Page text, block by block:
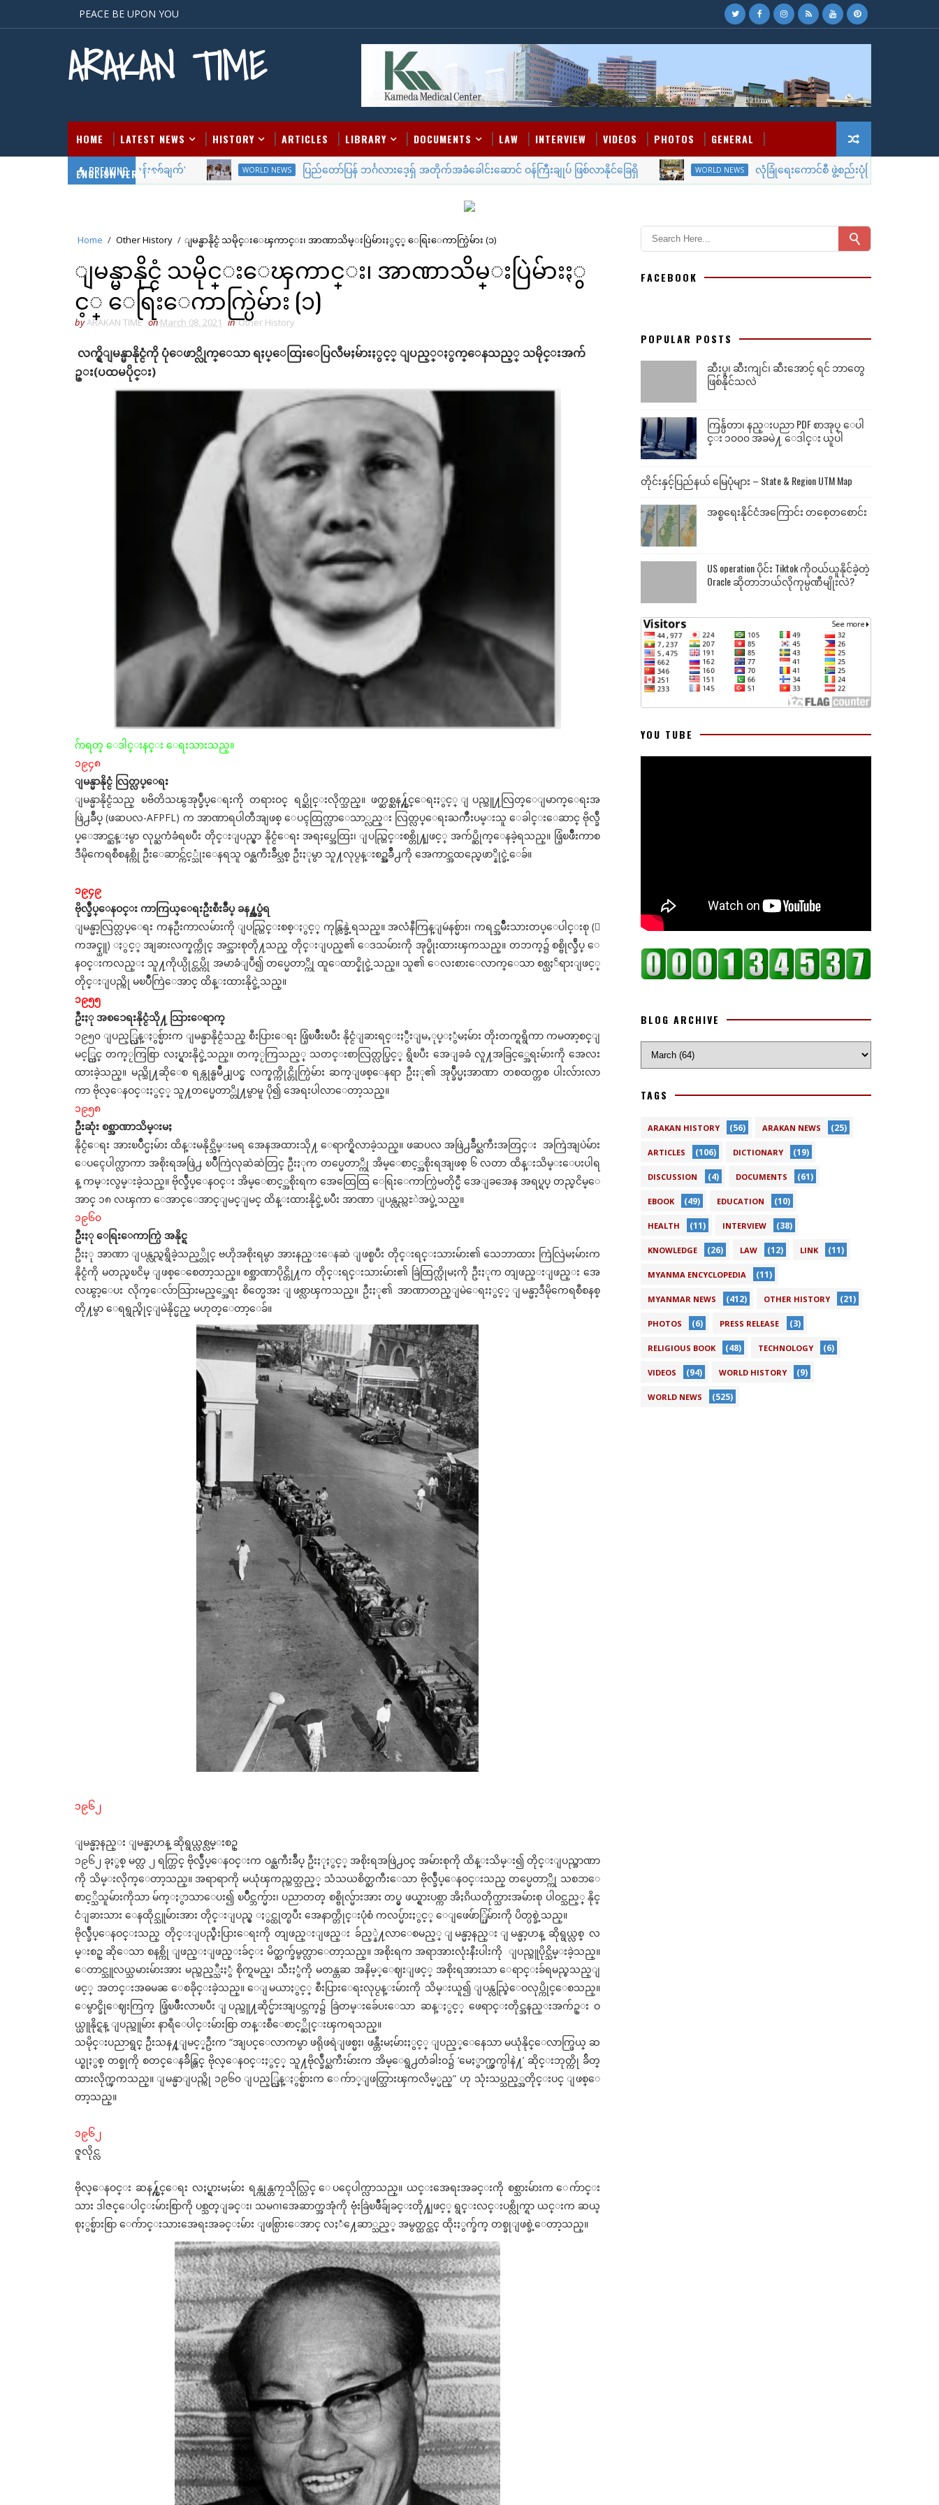
PEACE BE UPON YOU
ARAKAN TIME
HOME LATEST NEWS HISTORY ARTICLES LIBRARY DOCUMENTS LAW INTERVIEW VIDEOS PHOTOS GENERAL
ENGLISH VERSION
BREAKING
'တတိယကမ္ဘာစစ် ဆန်းစစ်ချက်' WORLD NEWS ပြည်တော်ပြန် ဘင်္ဂလားဒေ့ရှ် အတိုက်အခံခေါင်းဆောင် ဝန်ကြီးချုပ် ဖြစ်လာနိုင်ခြေရှိ WORLD NEWS လုံခြုံရေးကောင်စီ ဖွဲ့စည်းပုံပြင်ဆင်ရန်အီဂျစ်သမ္မတ
Home / Other History / ျမန္မာနိုင္ငံ သမိုင္းေၾကာင္း၊ အာဏာသိမ္းပြဲမ်ားႏွင့္ ေရြးေကာက္ပြဲမ်ား (၁)
ျမန္မာနိုင္ငံ သမိုင္းေၾကာင္း၊ အာဏာသိမ္းပြဲမ်ားႏွ
င့္ ေရြးေကာက္ပြဲမ်ား (၁)
byARAKAN TIME on March 08, 2021 in Other History
လက္ရွိျမန္မာနိုင္ငံကို ပုံေဖာ္လိုက္ေသာ ရႈပ္ေထြးေပြလီမႈမ်ားႏွင့္ ျပည့္ႏွက္ေနသည့္ သမိုင္းအက်
ဥ္း(ပထမပိုင္း)
ဂ်ာရတ္ ေဒါင္းနင္း ေရးသားသည္။
၁၉၄၈
ျမန္မာနိုင္ငံ လြတ္လပ္ေရး
ျမန္မာနိုင္ငံသည္ ၿဗိတိသၽွအုပ္ခ်ဳပ္ေရးကို တရားဝင္ ရပ္ဆိုင္းလိုက္သည္။ ဖက္ဆစ္ဆန႔္က်င္ေရးႏွင့္ ျပည္သူ႔လြတ္ေျမာက္ေရးအ
ဖြဲ႕ခ်ဳပ္ (ဖဆပလ-AFPFL) က အာဏာရပါတီအျဖစ္ ေပၚထြက္လာေသာ္လည္း လြတ္လပ္ေရးႀကိဳးပမ္းသူ ေခါင္းေဆာင္ ဗိုလ္ခ်ဳ
ပ္ေအာင္ဆန္းမွာ လုပ္ႀကံခံရၿပီး တိုင္းျပည္မွာ နိုင္ငံေရး အရႈပ္အေထြး၊ ျပည္တြင္းစစ္တို႔ျဖင့္ အက်ပ္ဆိုက္ေနခဲ့ရသည္။ ဖြံ့ၿဖိဳးကာစ
ဒီမိုကေရစီစနစ္ကို ဦးေဆာင္က်င့္သုံးေနရသူ ဝန္ႀကီးခ်ဳပ္သစ္ ဦးႏုမွာ သူ႔လုပ္ငန္းစဥ္အခ်ိဳ႕ကို အေကာင္အထည္မေဖာ္နိုင္ခဲ့ေခ်။
၁၉၄၉
ဗိုလ္ခ်ဳပ္ေနဝင္း ကာကြယ္ေရးဦးစီးခ်ဳပ္ ခန႔္အပ္ခံရ
ျမန္မာ့လြတ္လပ္ေရး ကနဦးကာလမ်ားကို ျပည္တြင္းစစ္ႏွင့္ ကုန္လြန္ခဲ့ရသည္။ အလံနီကြန္ျမဴနစ္မ်ား၊ ကရင္အမ်ိဳးသားတပ္ေပါင္းစု (ေ
ကအင္န္ယူ) ႏွင့္ အျခားလက္နက္ကိုင္ အင္အားစုတို႔သည္ တိုင္းျပည္၏ ေဒသမ်ားကို အုပ္စိုးထားၾကသည္။ တဘက္၌ စစ္ဗိုလ္ခ်ဳပ္ ေ
နဝင္းကလည္း သူ႔ကိုယ္ပိုင္တပ္ကို အမာခံျပဳ၍ တပ္မေတာ္ကို ထူေထာင္နိုင္ခဲ့သည္။ သူ၏ ေလးစားေလာက္ေသာ စစ္ယႏၲရားျဖင့္
တိုင္းျပည္ကို မၿပိဳကြဲေအာင္ ထိန္းထားနိုင္ခဲ့သည္။
၁၉၅၅
ဦးႏု အစၥေရးနိုင္ငံသို႔ သြားေရာက္
၁၉၅၀ ျပည့္လြန္ႏွစ္မ်ားက ျမန္မာနိုင္ငံသည္ စီးပြားေရး ဖြံ့ၿဖိဳးၿပီး နိုင္ငံျခားရင္းႏွီးျမႇုပ္ႏွံမႈမ်ား တိုးတက္ရရွိကာ ကမၻာ့စင္ျ
မင့္တြင္ တက္ႂကြစြာ လႈပ္ရွားနိုင္ခဲ့သည္။ တက္ႂကြသည့္ သတင္းစာလြတ္လပ္ခြင့္ ရွိၿပီး အေျခခံ လူ႔အခြင့္အေရးမ်ားကို အေလး
ထားခဲ့သည္။ မည္သို႔ဆိုေစ ရန္ကုန္ၿမိဳ႕ျပင္မွ လက္နက္ကိုင္တိုက္ပြဲမ်ား ဆက္ျဖစ္ေနရာ ဦးႏု၏ အုပ္ခ်ဳပ္မႈအာဏာ တစထက္တစ ပါးလ်ားလာ
ကာ ဗိုလ္ေနဝင္းႏွင့္ သူ႔တပ္မေတာ္တို႔မွာမူ ပို၍ အေရးပါလာေတာ့သည္။
၁၉၅၈
ဦးဆုံး စစ္အာဏာသိမ္းမႈ
နိုင္ငံေရး အားၿပိဳင္မႈမ်ား ထိန္းမနိုင္သိမ္းမရ အေနအထားသို႔ ေရာက္ရွိလာခဲ့သည္။ ဖဆပလ အဖြဲ႕ခ်ဳပ္ႀကီးအတြင္း အကြဲအျပဲမ်ား
ေပၚေပါက္လာကာ အစိုးရအဖြဲ႕ ၿပိဳကြဲလုဆဲဆဲတြင္ ဦးႏုက တပ္မေတာ္ကို အိမ္ေစာင့္အစိုးရအျဖစ္ ၆ လတာ ထိန္းသိမ္းေပးပါရ
န္ ကမ္းလွမ္းခဲ့သည္။ ဗိုလ္ခ်ဳပ္ေနဝင္း အိမ္ေစာင့္အစိုးရက အေထြေထြ ေရြးေကာက္ပြဲမတိုင္မီ အေျခအေန အရပ္ရပ္ တည္ၿငိမ္ေ
အာင္ ၁၈ လၾကာ ေအာင္ေအာင္ျမင္ျမင္ ထိန္းထားနိုင္ခဲ့ၿပီး အာဏာ ျပန္လည္လႊဲအပ္ခဲ့သည္။
၁၉၆၀
ဦးႏု ေရြးေကာက္ပြဲ အနိုင္ရ
ဦးႏု အာဏာ ျပန္လည္ရရွိခဲ့သည့္တိုင္ ဗဟိုအစိုးရမွာ အားနည္းေနဆဲ ျဖစ္ၿပီး တိုင္းရင္းသားမ်ား၏ သေဘာထား ကြဲလြဲမႈမ်ားက
နိုင္ငံကို မတည္မၿငိမ္ ျဖစ္ေစေတာ့သည္။ စစ္အာဏာပိုင္တို႔က တိုင္းရင္းသားမ်ား၏ ခြဲထြက္လိုမႈကို ဦးႏုက တျဖည္းျဖည္း အေ
လၽွာ့ေပး လိုက္ေလ်ာသြားမည့္အေရး စိတ္မေအး ျဖစ္လာၾကသည္။ ဦးႏု၏ အာဏာတည္ျမဲေရးႏွင့္ ျမန္မာ့ဒီမိုကေရစီစနစ္
တို႔မွာ ေရရွည္ခိုင္ျမဲနိုင္မည္ မဟုတ္ေတာ့ေခ်။
၁၉၆၂
ျမန္မာ့နည္း ျမန္မာ့ဟန္ ဆိုရွယ္လစ္လမ္းစဥ္
၁၉၆၂ ခုႏွစ္ မတ္လ ၂ ရက္တြင္ ဗိုလ္ခ်ဳပ္ေနဝင္းက ဝန္ႀကီးခ်ဳပ္ ဦးႏုႏွင့္ အစိုးရအဖြဲ႕ဝင္ အမ်ားစုကို ထိန္းသိမ္း၍ တိုင္းျပည္အာဏာ
ကို သိမ္းလိုက္ေတာ့သည္။ အရာရာကို မယုံၾကည္တတ္သည့္ သံသယစိတ္ႀကီးေသာ ဗိုလ္ခ်ဳပ္ေနဝင္းသည္ တပ္မေတာ္ကို သစၥာေ
စာင့္သိသူမ်ားကိုသာ မ်က္ႏွာသာေပး၍ ၿပိဳင္ဘက္မ်ား၊ ပညာတတ္ စစ္ဗိုလ္မ်ားအား တပ္မွ ဖယ္ရွားပစ္ကာ အိႏၵိယတိုက္သားအမ်ားစု ပါဝင္သည့္ နိုင္
ငံျခားသား ေနထိုင္သူမ်ားအား တိုင္းျပည္မွ ႏွင္ထုတ္ၿပီး အေနာက္တိုင္းပုံစံ ကလပ္မ်ားႏွင့္ ေျဖေဖ်ာ္ပြဲမ်ားကို ပိတ္ပစ္ခဲ့သည္။
ဗိုလ္ခ်ဳပ္ေနဝင္းသည္ တိုင္းျပည္စီးပြားေရးကို တျဖည္းျဖည္း ခ်ည့္နဲ႔လာေစမည့္ ျမန္မာ့နည္း ျမန္မာ့ဟန္ ဆိုရွယ္လစ္ လ
မ္းစဥ္ ဆိုေသာ စနစ္ကို ျဖည္းျဖည္းခ်င္း မိတ္ဆက္ခ်မွတ္လာေတာ့သည္။ အစိုးရက အရာအားလုံးနီးပါးကို ျပည္သူပိုင္သိမ္းခဲ့သည္။
ေတာင္သူလယ္သမားမ်ားအား မည္သည့္သီးႏွံ စိုက္ရမည္၊ သီးႏွံကို မတန္တဆ အနိမ့္ေဈးျဖင့္ အစိုးရအားသာ ေရာင္းခ်ရမည္စသည္ျ
ဖင့္ အတင္းအဓမၼ ေစခိုင္းခဲ့သည္။ ေျမယာႏွင့္ စီးပြားေရးလုပ္ငန္းမ်ားကို သိမ္းယူ၍ ျပန္လည္ခြဲေဝလုပ္ကိုင္ေစသည္။
ေမွာင္ခိုေဈးကြက္ ဖြံ့ၿဖိဳးလာၿပီး ျပည္သူ႔ဆိုင္မ်ားအျပင္ဘက္၌ ခြဲတမ္းခ်ေပးေသာ ဆန္ႏွင့္ ဖေရာင္းတိုင္အနည္းအက်ဥ္း ဝ
ယ္ယူနိုင္ရန္ ျပည္သူမ်ား နာရီေပါင္းမ်ားစြာ တန္းစီေစာင့္ဆိုင္းၾကရသည္။
သမိုင္းပညာရွင္ ဦးသန႔္ျမင့္ဦးက “အျပင္ေလာကမွာ ဖရိုဖရဲျဖစ္မႈ၊ ဖန္တီးမႈမ်ားႏွင့္ ျပည့္ေနေသာ မယုံနိုင္ေလာက္ဖြယ္ ဆ
ယ္စုႏွစ္ တစ္ခုကို စတင္ေနခ်ိန္တြင္ ဗိုလ္ေနဝင္းႏွင့္ သူ႔ဗိုလ္ခ်ဳပ္ႀကီးမ်ားက အိမ္ေရွ႕တံခါးဝ၌ ‘မေႏွာက္ယွက္ပါနဲ႔’ ဆိုင္းဘုတ္ကို ခ်ိတ္
ထားလိုက္ၾကသည္။ ျမန္မာျပည္ကို ၁၉၆၀ ျပည့္လြန္ႏွစ္မ်ားက ေက်ာ္ျဖတ္သြားၾကလိမ့္မည္” ဟု သုံးသပ္သည့္အတိုင္းပင္ ျဖစ္ေ
တာ့သည္။
၁၉၆၂
ဇူလိုင္လ
ဗိုလ္ေနဝင္း ဆန႔္က်င္ေရး လႈပ္ရွားမႈမ်ား ရန္ကုန္တကၠသိုလ္တြင္ ေပၚေပါက္လာသည္။ ယင္းအေရးအခင္းကို စစ္သားမ်ားက ေက်ာင္း
သား ဒါဇင္ေပါင္းမ်ားစြာကို ပစ္သတ္ျခင္း၊ သမဂၢအေဆာက္အအုံကို ဗုံးခြဲၿဖိဳခ်ျခင္းတို႔ျဖင့္ ရွင္းလင္းပစ္လိုက္ရာ ယင္းက ဆယ္
စုႏွစ္မ်ားစြာ ေက်ာင္းသားအေရးအခင္းမ်ား ျဖစ္ပြားေအာင္ လႈံ႔ေဆာ္သည့္ အမွတ္ထင္ထင္ ထိုးႏွက္ခ်က္ တစ္ခုျဖစ္ခဲ့ေတာ့သည္။
FACEBOOK
POPULAR POSTS
ဆီးပူ၊ ဆီးကျင်၊ ဆီးအောင့် ရင် ဘာတွေ
ဖြစ်နိုင်သလဲ
ကြန္ပ်ဴတာ၊ နည္းပညာ PDF စာအုပ္ ေပါ
င္း ၁၀၀၀ အခမဲ႔ ေဒါင္း ယူပါ
တိုင်းနှင့်ပြည်နယ် မြေပုံများ – State & Region UTM Map
အစ္စရေးနိုင်ငံအကြောင်း တစေ့တစောင်း
US operation ပိုင်း Tiktok ကိုဝယ်ယူနိုင်ခဲ့တဲ့
Oracle ဆိုတာဘယ်လိုကုမ္ပဏီမျိုးလဲ?
YOU TUBE
BLOG ARCHIVE
TAGS
ARAKAN HISTORY (56) ARAKAN NEWS (25)
ARTICLES (106) DICTIONARY (19)
DISCUSSION (4) DOCUMENTS (61)
EBOOK (49) EDUCATION (10)
HEALTH (11) INTERVIEW (38)
KNOWLEDGE (26) LAW (12) LINK (11)
MYANMA ENCYCLOPEDIA (11)
MYANMAR NEWS (412) OTHER HISTORY (21)
PHOTOS (6) PRESS RELEASE (3)
RELIGIOUS BOOK (48) TECHNOLOGY (6)
VIDEOS (94) WORLD HISTORY (9)
WORLD NEWS (525)